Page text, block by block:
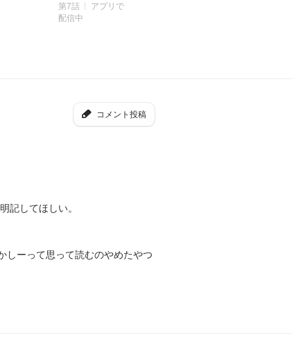
第7話
アプリで
配信中
コメント投稿
記してほしい。
しーって思って読むのやめたやつ